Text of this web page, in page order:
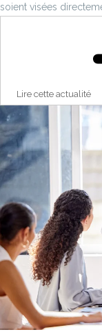
soient visées
Lire cette actualité